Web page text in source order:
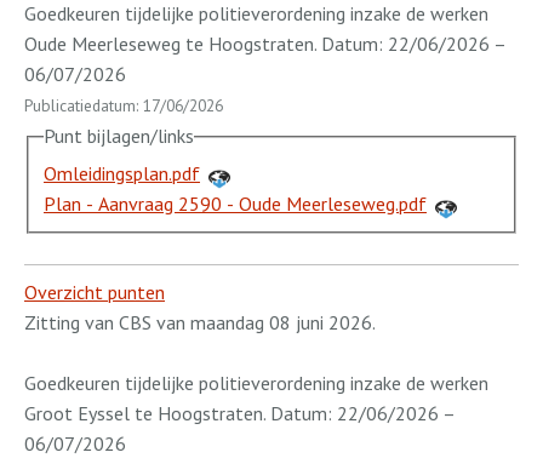
Goedkeuren tijdelijke politieverordening inzake de werken
Oude Meerleseweg te Hoogstraten. Datum: 22/06/2026 –
06/07/2026
Publicatiedatum: 17/06/2026
Punt bijlagen/links
Omleidingsplan.pdf
Plan - Aanvraag 2590 - Oude Meerleseweg.pdf
Overzicht punten
Zitting van CBS van maandag 08 juni 2026.
Goedkeuren tijdelijke politieverordening inzake de werken
Groot Eyssel te Hoogstraten. Datum: 22/06/2026 –
06/07/2026